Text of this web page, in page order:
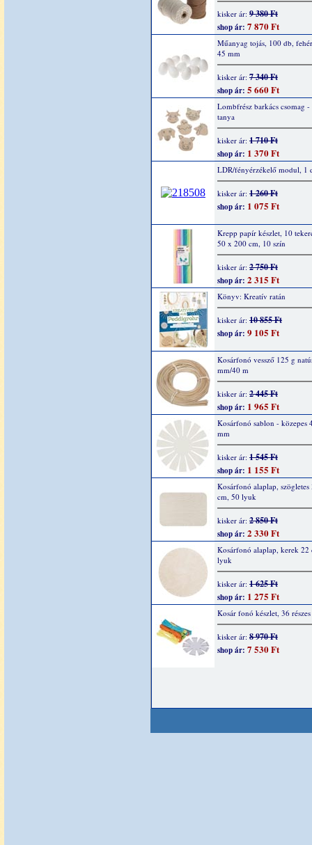
kisker ár: 9 380 Ft
shop ár: 7 870 Ft
Műanyag tojás, 100 db,
45 mm
kisker ár: 7 340 Ft
shop ár: 5 660 Ft
Lombfrész barkács csomag
tanya
kisker ár: 1 710 Ft
shop ár: 1 370 Ft
LDR/fényérzékelő modul, 1
kisker ár: 1 260 Ft
shop ár: 1 075 Ft
Krepp papír készlet, 10
50 x 200 cm, 10 szín
kisker ár: 2 750 Ft
shop ár: 2 315 Ft
Könyv: Kreatív ratán
kisker ár: 10 855 Ft
shop ár: 9 105 Ft
Kosárfonó vessző 125 g
mm/40 m
kisker ár: 2 445 Ft
shop ár: 1 965 Ft
Kosárfonó sablon - közepes
mm
kisker ár: 1 545 Ft
shop ár: 1 155 Ft
Kosárfonó alaplap,
cm, 50 lyuk
kisker ár: 2 850 Ft
shop ár: 2 330 Ft
Kosárfonó alaplap, kerek 22
lyuk
kisker ár: 1 625 Ft
shop ár: 1 275 Ft
Kosár fonó készlet, 36 részes
kisker ár: 8 970 Ft
shop ár: 7 530 Ft